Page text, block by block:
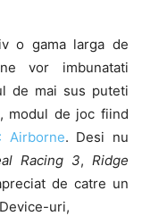
o gama larga de
vor imbunatati
de mai sus puteti
modul de joc fiind
Airborne. Desi nu
Racing 3, Ridge
de catre un
uri,